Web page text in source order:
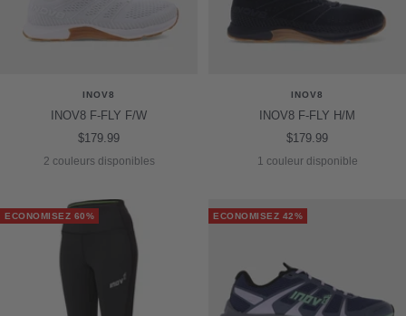
INOV8
INOV8 F-FLY F/W
Prix
de
$179.99
2 couleurs disponibles
INOV8
INOV8 F-FLY H/M
Prix
de
$179.99
1 couleur disponible
ECONOMISEZ 60% ECONOMISEZ 42%